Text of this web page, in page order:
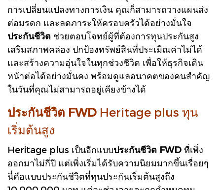
การเปลี่ยนแปลงทางการเงิน คุณก็สามารถวางแผนส่ง
ต่อมรดก และลดภาระให้ครอบครัวได้อย่างมั่นใจ
ประกันชีวิต ช่วยตอบโจทย์ผู้ที่ต้องการทุนประกันสูง
เสริมสภาพคล่อง ปกป้องทรัพย์สินที่ประเมิณค่าไม่ได้
และสร้างความอุ่นใจในทุกช่วงชีวิต เพื่อให้ธุรกิจเดิน
หน้าต่อได้อย่างมั่นคง พร้อมดูแลอนาคตของคนสำคัญ
ในวันที่คุณไม่สามารถอยู่เคียงข้างได้
ประกันชีวิต FWD Heritage plus ทุน
เริ่มต้นสูง
Heritage plus เป็นอีกแบบประกันชีวิต FWD ที่เพิ่ง
ออกมาไม่กี่ปี แต่เพิ่งเริ่มได้รับความนิยมมากขึ้นเรื่อยๆ
นี่คือแบบประกันชีวิตที่ทุนประกันเริ่มต้นสูงถึง